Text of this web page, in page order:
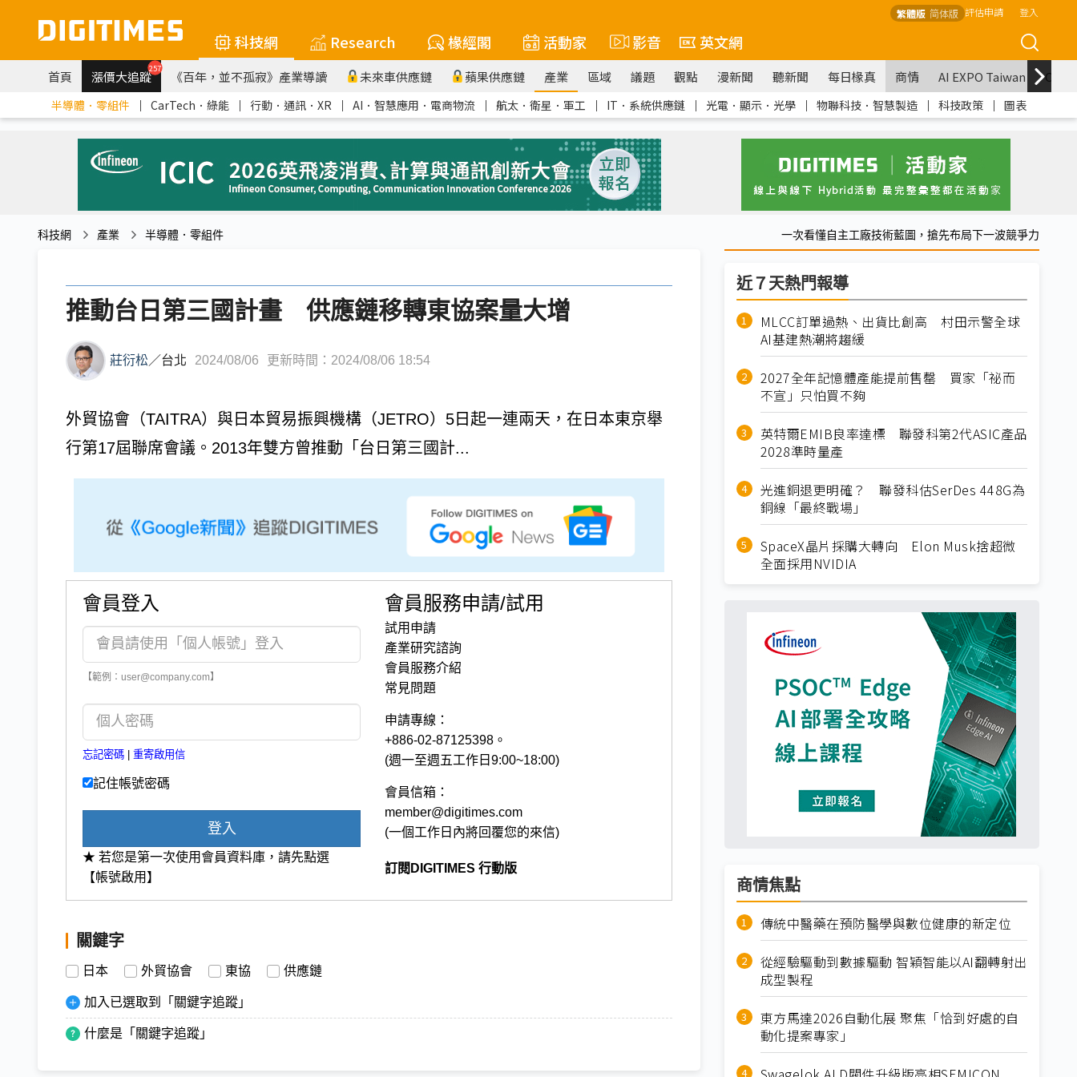
繁體版 简体版 評估申請 登入
科技網 Research 椽經閣 活動家 影音 英文網
首頁 漲價大追蹤257 《百年，並不孤寂》產業導讀 未來車供應鏈 蘋果供應鏈 產業 區域 議題 觀點 漫新聞 聽新聞 每日椽真 商情 AI EXPO Taiwan
半導體．零組件 ｜ CarTech．綠能 ｜ 行動．通訊．XR ｜ AI．智慧應用．電商物流 ｜ 航太．衛星．軍工 ｜ IT．系統供應鏈 ｜ 光電．顯示．光學 ｜ 物聯科技．智慧製造 ｜ 科技政策 ｜ 圖表
科技網 產業 半導體．零組件 一次看懂自主工廠技術藍圖，搶先布局下一波競爭力
推動台日第三國計畫 供應鏈移轉東協案量大增
莊衍松 ／台北 2024/08/06 更新時間：2024/08/06 18:54
外貿協會（TAITRA）與日本貿易振興機構（JETRO）5日起一連兩天，在日本東京舉
行第17屆聯席會議。2013年雙方曾推動「台日第三國計...
會員登入
【範例：user@company.com】
忘記密碼 重寄啟用信
記住帳號密碼
登入
★ 若您是第一次使用會員資料庫，請先點選
【帳號啟用】
會員服務申請/試用
試用申請
產業研究諮詢
會員服務介紹
常見問題
申請專線：
+886-02-87125398。
(週一至週五工作日9:00~18:00)
會員信箱：
member@digitimes.com
(一個工作日內將回覆您的來信)
訂閱DIGITIMES 行動版
關鍵字
日本 外貿協會 東協 供應鏈
加入已選取到「關鍵字追蹤」
什麼是「關鍵字追蹤」
近７天熱門報導
MLCC訂單過熱、出貨比創高 村田示警全球
AI基建熱潮將趨緩
2027全年記憶體產能提前售罄 買家「祕而
不宣」只怕買不夠
英特爾EMIB良率達標 聯發科第2代ASIC產品
2028準時量產
光進銅退更明確？ 聯發科估SerDes 448G為
銅線「最終戰場」
SpaceX晶片採購大轉向 Elon Musk捨超微
全面採用NVIDIA
商情焦點
傳統中醫藥在預防醫學與數位健康的新定位
從經驗驅動到數據驅動 智穎智能以AI翻轉射出
成型製程
東方馬達2026自動化展 聚焦「恰到好處的自
動化提案專家」